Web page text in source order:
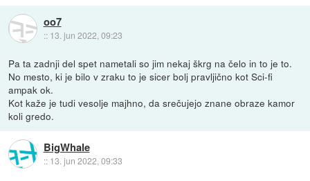
oo7
:: 13. jun 2022, 09:23
Pa ta zadnji del spet nametali so jim nekaj škrg na čelo in to je to.
No mesto, ki je bilo v zraku to je sicer bolj pravljično kot Sci-fi
ampak ok.
Kot kaže je tudi vesolje majhno, da srečujejo znane obraze kamor
koli gredo.
BigWhale
:: 13. jun 2022, 09:33